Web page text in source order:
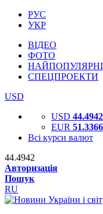
РУС
УКР
ВІДЕО
ФОТО
СПЕЦПРОЕКТИ
USD
USD 44.4942
EUR 51.3366
Всі курси валют
44.4942
Авторизація
Пошук
RU